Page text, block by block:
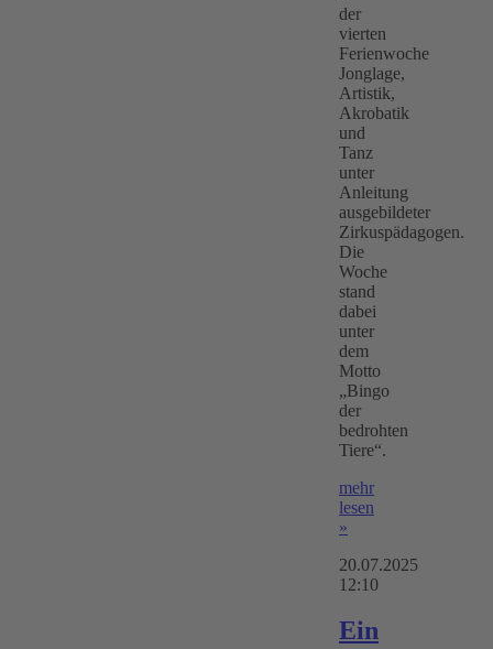
der
vierten
Ferienwoche
Jonglage,
Artistik,
Akrobatik
und
Tanz
unter
Anleitung
ausgebildeter
Zirkuspädagogen.
Die
Woche
stand
dabei
unter
dem
Motto
„Bingo
der
bedrohten
Tiere“.
mehr
lesen
»
20.07.2025
12:10
Ein